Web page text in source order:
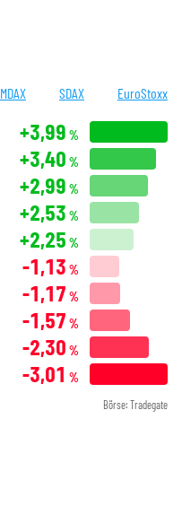
MDAX SDAX EuroStoxx
+3,99 %
+3,40 %
+2,99 %
+2,53 %
+2,25 %
-1,13 %
-1,17 %
-1,57 %
-2,30 %
-3,01 %
Börse: Tradegate